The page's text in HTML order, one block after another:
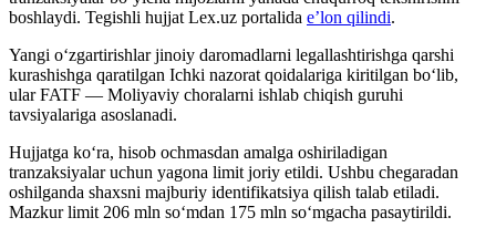
boshlaydi. Tegishli hujjat Lex.uz portalida e’lon qilindi.
Yangi o‘zgartirishlar jinoiy daromadlarni legallashtirishga qarshi
kurashishga qaratilgan Ichki nazorat qoidalariga kiritilgan bo‘lib,
ular FATF — Moliyaviy choralarni ishlab chiqish guruhi
tavsiyalariga asoslanadi.
Hujjatga ko‘ra, hisob ochmasdan amalga oshiriladigan
tranzaksiyalar uchun yagona limit joriy etildi. Ushbu chegaradan
oshilganda shaxsni majburiy identifikatsiya qilish talab etiladi.
Mazkur limit 206 mln so‘mdan 175 mln so‘mgacha pasaytirildi.